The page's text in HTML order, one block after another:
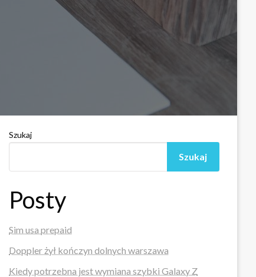
Szukaj
Szukaj
Posty
Sim usa prepaid
Doppler żył kończyn dolnych warszawa
Kiedy potrzebna jest wymiana szybki Galaxy Z